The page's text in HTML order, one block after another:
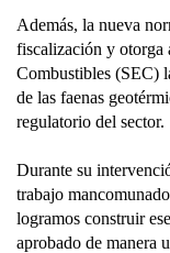
Además, la nueva
fiscalización y otorga
Combustibles (SEC)
de las faenas
regulatorio del sector.
Durante su
trabajo
logramos construir
aprobado de manera